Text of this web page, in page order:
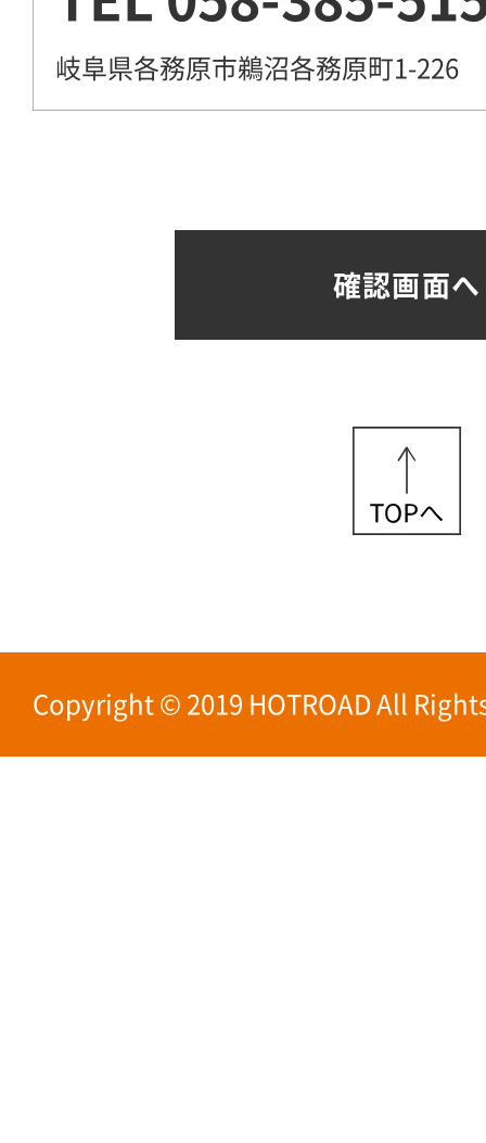
岐阜県各務原市鵜沼各務原町1-226
Copyright © 2019 HOTROAD All